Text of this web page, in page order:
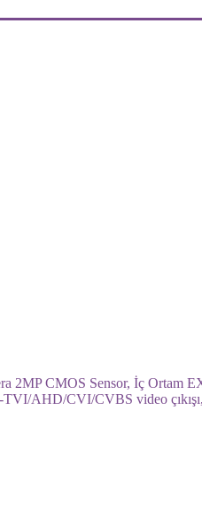
2MP CMOS Sensor, İç Ortam
AHD/CVI/CVBS video